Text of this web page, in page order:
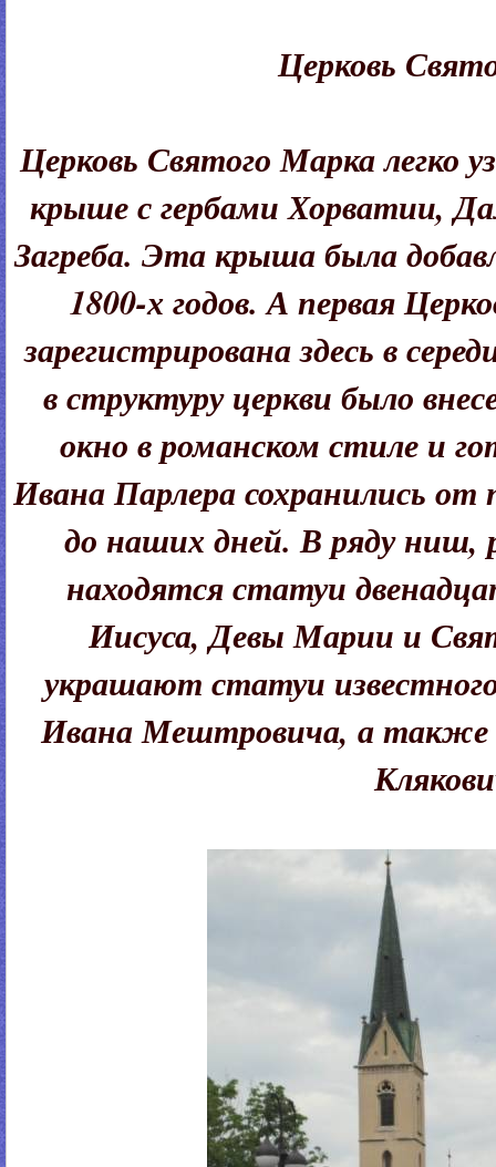
Церковь
Церковь Святого Марка легко
крыше с гербами Хорватии,
Загреба. Эта крыша была
1800-х годов. А первая
зарегистрирована здесь в
в структуру церкви было
окно в романском стиле и
Ивана Парлера сохранились
до наших дней. В ряду ниш,
находятся статуи
Иисуса, Девы Марии и
украшают статуи
Ивана Мештровича, а